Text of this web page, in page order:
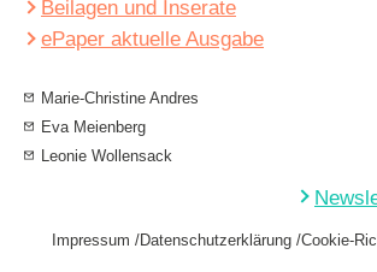
Beilagen und Inserate
ePaper aktuelle Ausgabe
Marie-Christine Andres
Eva Meienberg
Leonie Wollensack
Impressum Datenschutzerklärung Cookie-